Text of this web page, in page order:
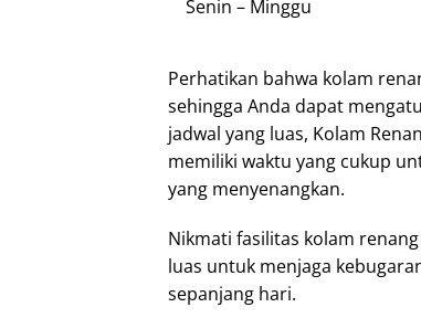
Senin – Minggu
Perhatikan bahwa kolam
sehingga Anda dapat
jadwal yang luas, Kolam
memiliki waktu yang cukup
yang menyenangkan.
Nikmati fasilitas kolam
luas untuk menjaga
sepanjang hari.